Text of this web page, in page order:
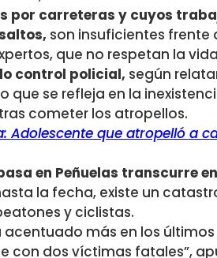
por carreteras y cuyos
son insuficientes frente
que no respetan la
control policial, según
que se refleja en la
cometer los atropellos.
Adolescente que atropelló a
en Peñuelas transcurre
la fecha, existe un
y ciclistas.
acentuado más en los
con dos víctimas fatales”,